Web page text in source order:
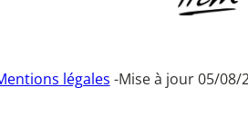
légales -Mise à jour 05/08/